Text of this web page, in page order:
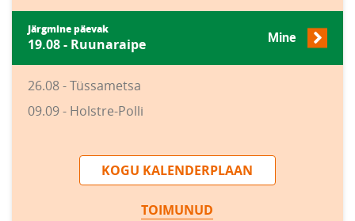
Järgmine päevak
19.08 - Ruunaraipe Mine
26.08 - Tüssametsa
09.09 - Holstre-Polli
KOGU KALENDERPLAAN
TOIMUNUD